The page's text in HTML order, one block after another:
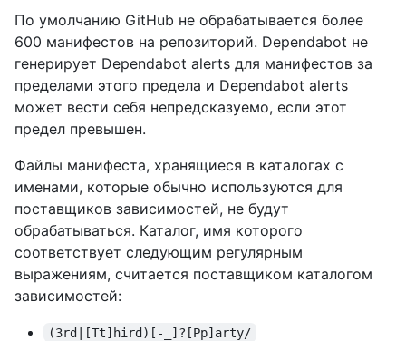
По умолчанию GitHub не обрабатывается более
600 манифестов на репозиторий. Dependabot не
генерирует Dependabot alerts для манифестов за
пределами этого предела и Dependabot alerts
может вести себя непредсказуемо, если этот
предел превышен.
Файлы манифеста, хранящиеся в каталогах с
именами, которые обычно используются для
поставщиков зависимостей, не будут
обрабатываться. Каталог, имя которого
соответствует следующим регулярным
выражениям, считается поставщиком каталогом
зависимостей:
(3rd|[Tt]hird)[-_]?[Pp]arty/